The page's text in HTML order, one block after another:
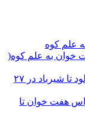
علم کوه
خوان به علم کوه(
گزارش پیمایش زمستانه خط الراس بینالود تا شیرباد در ۲۷
هفت خوان تا